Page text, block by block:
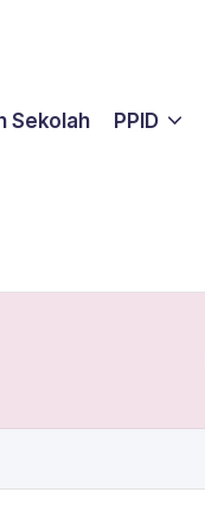
Sekolah PPID